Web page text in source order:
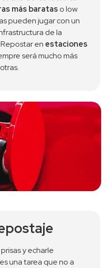
más baratas o low
pueden jugar con un
de la
en estaciones
será mucho más
una tarea que no a